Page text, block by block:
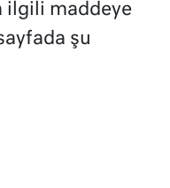
ilgili maddeye
şu